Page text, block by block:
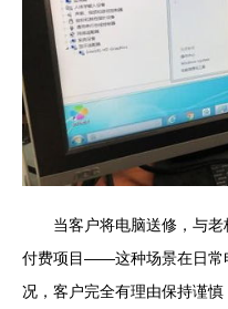
当客户将电脑送修，与
付费项目——这种场景在日常
况，客户完全有理由保持谨